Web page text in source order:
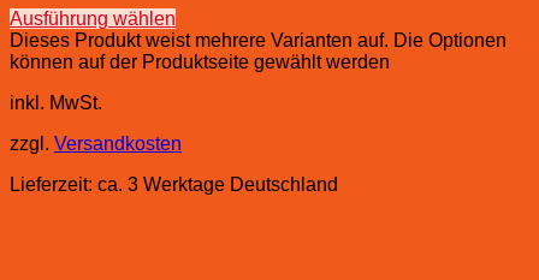
Ausführung wählen
Dieses Produkt weist mehrere Varianten auf. Die Optionen
können auf der Produktseite gewählt werden
inkl. MwSt.
zzgl. Versandkosten
Lieferzeit: ca. 3 Werktage Deutschland